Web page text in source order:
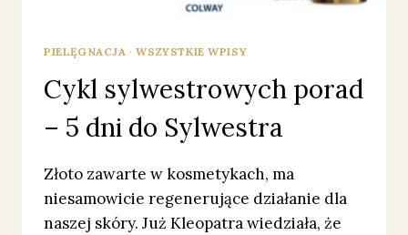
PIELĘGNACJA ·WSZYSTKIE WPISY
Cykl sylwestrowych porad
– 5 dni do Sylwestra
Złoto zawarte w kosmetykach, ma
niesamowicie regenerujące działanie dla
naszej skóry. Już Kleopatra wiedziała, że